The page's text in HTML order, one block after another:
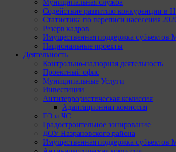
Муниципальная служба
Содействие развитию конкуренции в
Статистика по переписи населения
Резерв кадров
Имущественная поддержка субъектов
Национальные проекты
Деятельность
Контрольно-надзорная деятельность
Проектный офис
Муниципальные Услуги
Инвестиции
Антитеррористическая комиссия
Адаптационная комиссия
ГО и ЧС
Градостроительное зонирование
ДОУ Назрановского района
Имущественная поддержка субъектов